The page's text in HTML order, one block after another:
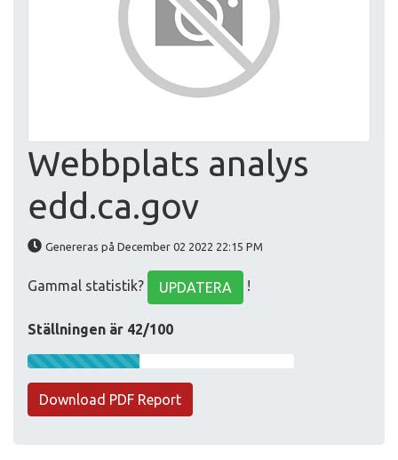
Webbplats analys
edd.ca.gov
Genereras på December 02 2022 22:15 PM
Gammal statistik? UPDATERA !
Ställningen är 42/100
Download PDF Report